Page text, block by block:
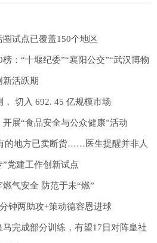
试点已覆盖150个地区
：“十堰纪委”“襄阳公交”“武汉博物
新活跃期
切入 692. 45 亿规模市场
展“食品安全与公众健康”活动
的地方已卖断货……医生提醒并非人
党建工作创新试点
气安全 防范于未“燃”
钟两助攻+策动德容恩进球
完成部分训练，有望17日对阵皇社